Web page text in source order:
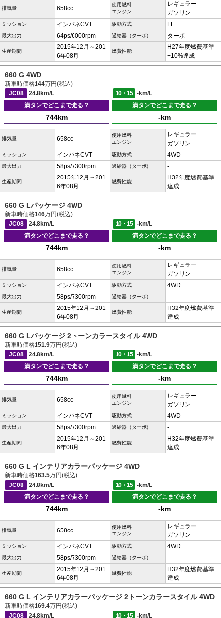
排気量 658cc
使用燃料
エンジン
レギュラー
ガソリン
ミッション インパネCVT 駆動方式 FF
最大出力 64ps/6000rpm 過給器（ターボ） ターボ
生産期間
2015年12月～201
6年08月
燃費性能
H27年度燃費基準
+10%達成
660 G 4WD
新車時価格144万円(税込)
JC08
24.8km/L 10・15
-km/L
満タンでどこまで走る？
744km
満タンでどこまで走る？
-km
排気量 658cc
使用燃料
エンジン
レギュラー
ガソリン
ミッション インパネCVT 駆動方式 4WD
最大出力 58ps/7300rpm 過給器（ターボ） -
生産期間
2015年12月～201
6年08月
燃費性能
H32年度燃費基準
達成
660 G Lパッケージ 4WD
新車時価格146万円(税込)
JC08
24.8km/L 10・15
-km/L
満タンでどこまで走る？
744km
満タンでどこまで走る？
-km
排気量 658cc
使用燃料
エンジン
レギュラー
ガソリン
ミッション インパネCVT 駆動方式 4WD
最大出力 58ps/7300rpm 過給器（ターボ） -
生産期間
2015年12月～201
6年08月
燃費性能
H32年度燃費基準
達成
660 G Lパッケージ 2トーンカラースタイル 4WD
新車時価格151.9万円(税込)
JC08
24.8km/L 10・15
-km/L
満タンでどこまで走る？
744km
満タンでどこまで走る？
-km
排気量 658cc
使用燃料
エンジン
レギュラー
ガソリン
ミッション インパネCVT 駆動方式 4WD
最大出力 58ps/7300rpm 過給器（ターボ） -
生産期間
2015年12月～201
6年08月
燃費性能
H32年度燃費基準
達成
660 G L インテリアカラーパッケージ 4WD
新車時価格163.5万円(税込)
JC08
24.8km/L 10・15
-km/L
満タンでどこまで走る？
744km
満タンでどこまで走る？
-km
排気量 658cc
使用燃料
エンジン
レギュラー
ガソリン
ミッション インパネCVT 駆動方式 4WD
最大出力 58ps/7300rpm 過給器（ターボ） -
生産期間
2015年12月～201
6年08月
燃費性能
H32年度燃費基準
達成
660 G L インテリアカラーパッケージ 2トーンカラースタイル 4WD
新車時価格169.4万円(税込)
JC08
24.8km/L 10・15 -km/L